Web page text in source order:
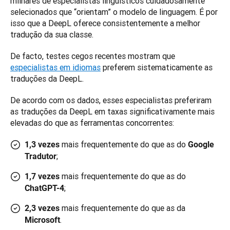
selecionados que “orientam” o modelo de linguagem. É por
isso que a DeepL oferece consistentemente a melhor
tradução da sua classe.
especialistas em idiomas preferem sistematicamente as
traduções da DeepL.
De acordo com os dados, esses especialistas preferiram
as traduções da DeepL em taxas significativamente mais
elevadas do que as ferramentas concorrentes:
1,3 vezes mais frequentemente do que as do Google
Tradutor;
1,7 vezes mais frequentemente do que as do
ChatGPT-4;
2,3 vezes mais frequentemente do que as da
Microsoft.